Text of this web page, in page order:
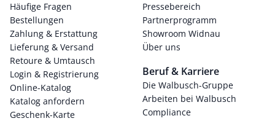
Häufige Fragen
Bestellungen
Zahlung & Erstattung
Lieferung & Versand
Retoure & Umtausch
Login & Registrierung
Online-Katalog
Katalog anfordern
Geschenk-Karte
Pressebereich
Partnerprogramm
Showroom Widnau
Über uns
Beruf & Karriere
Die Walbusch-Gruppe
Arbeiten bei Walbusch
Compliance